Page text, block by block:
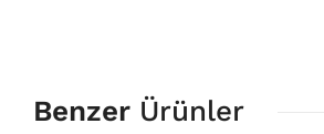
Benzer Ürünler